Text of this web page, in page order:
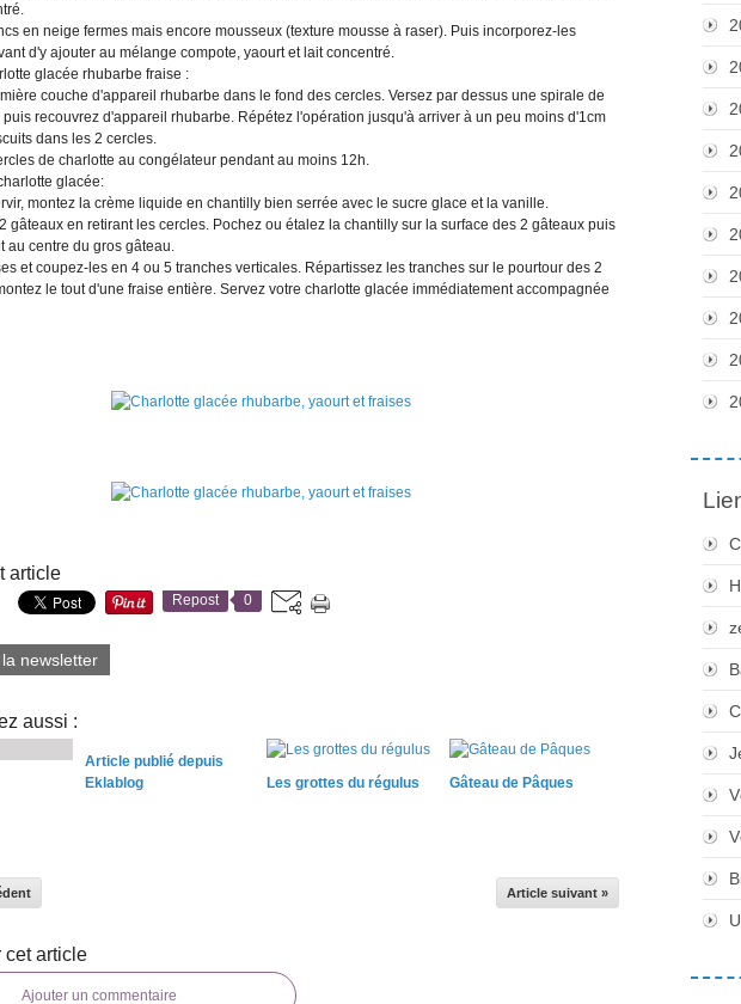
en neige fermes mais encore mousseux (texture mousse à raser). Puis incorporez-les
d'y ajouter au mélange compote, yaourt et lait concentré.
glacée rhubarbe fraise :
couche d'appareil rhubarbe dans le fond des cercles. Versez par dessus une spirale de
recouvrez d'appareil rhubarbe. Répétez l'opération jusqu'à arriver à un peu moins d'1cm
dans les 2 cercles.
de charlotte au congélateur pendant au moins 12h.
glacée:
montez la crème liquide en chantilly bien serrée avec le sucre glace et la vanille.
gâteaux en retirant les cercles. Pochez ou étalez la chantilly sur la surface des 2 gâteaux puis
au centre du gros gâteau.
et coupez-les en 4 ou 5 tranches verticales. Répartissez les tranches sur le pourtour des 2
le tout d'une fraise entière. Servez votre charlotte glacée immédiatement accompagnée
article
Repost 0
newsletter
aussi :
Article publié depuis
Eklablog
Les grottes du régulus Gâteau de Pâques
Article suivant »
cet article
Ajouter un commentaire